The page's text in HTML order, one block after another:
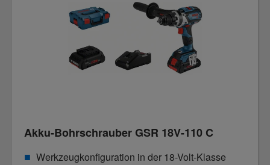
Akku-Bohrschrauber GSR 18V-110 C
Werkzeugkonfiguration in der 18-Volt-Klasse